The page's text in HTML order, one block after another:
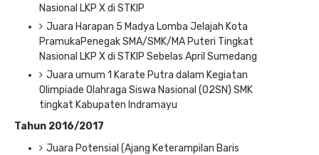
Nasional LKP X di STKIP
Juara Harapan 5 Madya Lomba Jelajah Kota
PramukaPenegak SMA/SMK/MA Puteri Tingkat
Nasional LKP X di STKIP Sebelas April Sumedang
Juara umum 1 Karate Putra dalam Kegiatan
Olimpiade Olahraga Siswa Nasional (O2SN) SMK
tingkat Kabupaten Indramayu
Tahun 2016/2017
Juara Potensial (Ajang Keterampilan Baris